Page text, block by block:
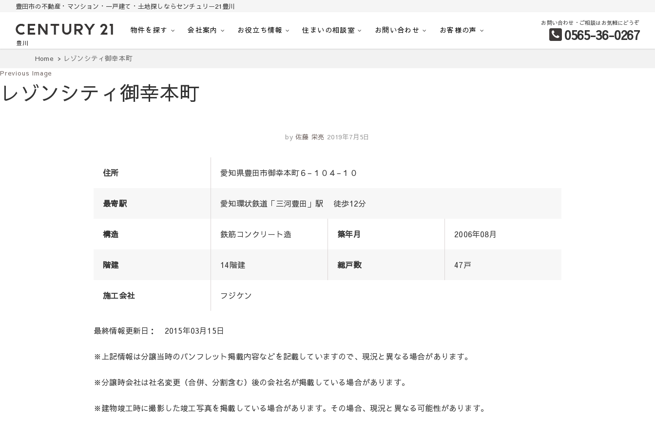
豊田市の不動産・マンション・一戸建て・土地探しならセンチュリー21豊川
豊田市の中古住宅・土地・リノベ物件探し｜センチュリー21豊川
物件を探す 会社案内 お役立ち情報 住まいの相談室 お問い合わせ お客様の声
お問い合わせ・ご相談はお気軽にどうぞ
0565-36-0267
Home レゾンシティ御幸本町
Previous Image
レゾンシティ御幸本町
by 佐藤 栄亮 2019年7月5日
住所 愛知県豊田市御幸本町６−１０４−１０
最寄駅 愛知環状鉄道「三河豊田」駅 徒歩12分
構造 鉄筋コンクリート造 築年月 2006年08月
階建 14階建 総戸数 47戸
施工会社 フジケン
最終情報更新日： 2015年03月15日
※上記情報は分譲当時のパンフレット掲載内容などを記載していますので、現況と異なる場合があります。
※分譲時会社は社名変更（合併、分割含む）後の会社名が掲載している場合があります。
※建物竣工時に撮影した竣工写真を掲載している場合があります。その場合、現況と異なる可能性があります。